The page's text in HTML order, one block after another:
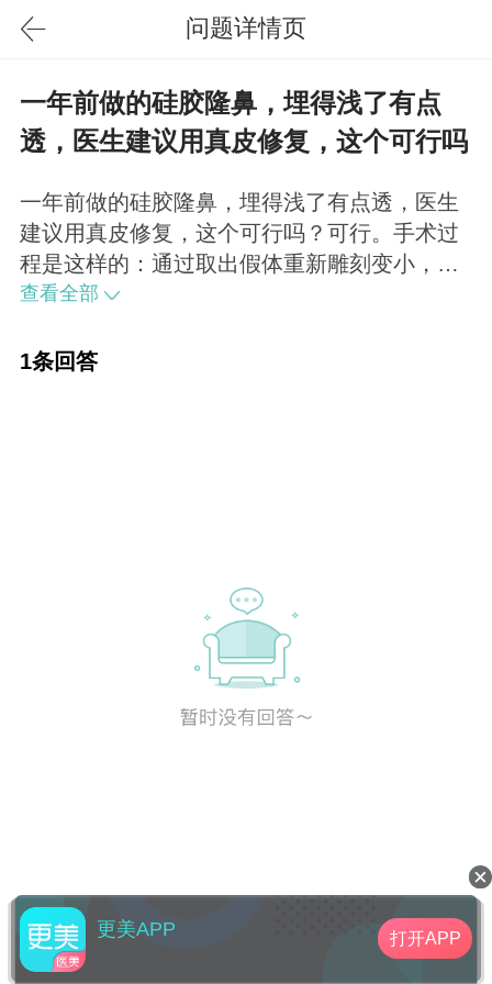
问题详情页
一年前做的硅胶隆鼻，埋得浅了有点
透，医生建议用真皮修复，这个可行吗
一年前做的硅胶隆鼻，埋得浅了有点透，医生
建议用真皮修复，这个可行吗？可行。手术过
程是这样的：通过取出假体重新雕刻变小，之
后往硅胶上层垫真皮，来增加鼻子鼻梁皮肤厚
解决的。
查看全部
1条回答
更美APP 打开APP